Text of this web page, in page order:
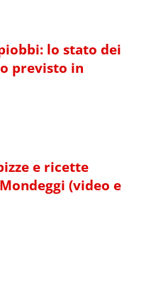
lo stato dei
previsto in
e ricette
(video e